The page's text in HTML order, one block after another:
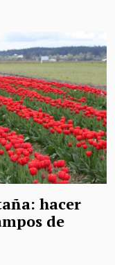
hacer
de